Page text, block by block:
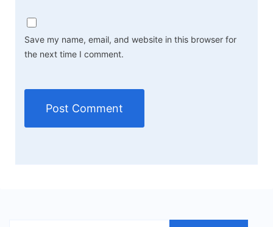
Save my name, email, and website in this browser for
the next time I comment.